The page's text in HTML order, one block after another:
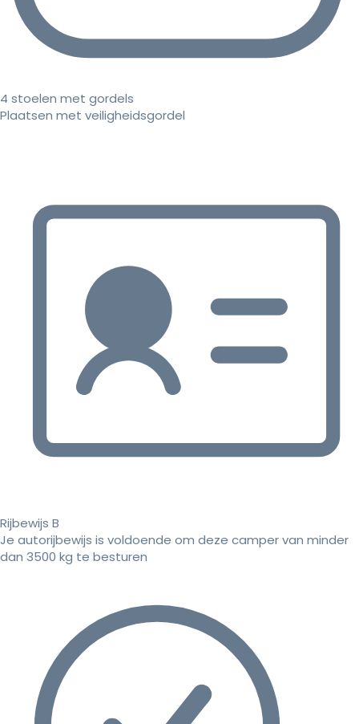
4 stoelen met gordels
Plaatsen met veiligheidsgordel
Rijbewijs B
Je autorijbewijs is voldoende om deze camper van minder
dan 3500 kg te besturen